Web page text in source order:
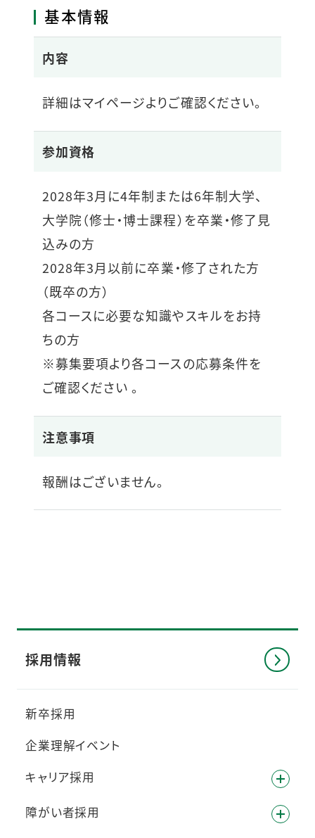
基本情報
内容
詳細はマイページよりご確認ください。
参加資格
2028年3月に4年制または6年制大学、
大学院（修士・博士課程）を卒業・修了見
込みの方
2028年3月以前に卒業・修了された方
（既卒の方）
各コースに必要な知識やスキルをお持
ちの方
※募集要項より各コースの応募条件を
ご確認ください 。
注意事項
報酬はございません。
採用情報
新卒採用
企業理解イベント
キャリア採用
障がい者採用